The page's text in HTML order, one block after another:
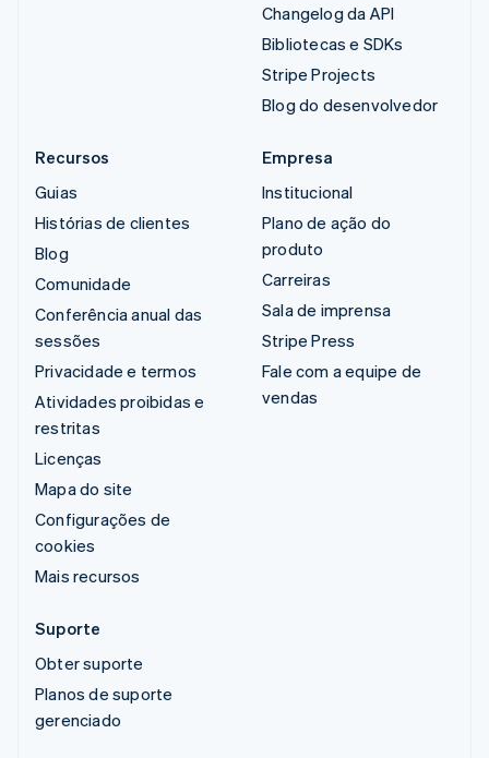
Changelog da API
Bibliotecas e SDKs
Stripe Projects
Blog do desenvolvedor
Recursos
Guias
Histórias de clientes
Blog
Comunidade
Conferência anual das
sessões
Privacidade e termos
Atividades proibidas e
restritas
Licenças
Mapa do site
Configurações de
cookies
Mais recursos
Empresa
Institucional
Plano de ação do
produto
Carreiras
Sala de imprensa
Stripe Press
Fale com a equipe de
vendas
Suporte
Obter suporte
Planos de suporte
gerenciado